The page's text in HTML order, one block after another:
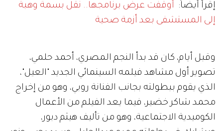
إقرأ أيضاً: أوقفت عرض برنامجها.. نقل بسمة وهبة
إلى المستشفى بعد أزمة صحية
وقبل أيام، كان قد بدأ النجم المصري، أحمد حلمي،
تصوير أول مشاهد فيلمه السينمائي الجديد "العيل"،
الذي يقوم ببطولته بجانب الفنانة روبي، وهو من إخراج
محمد شاكر خضير، فيما يعد الفيلم من الأعمال
الكوميدية الاجتماعية، وهو من تأليف هيثم دبور،